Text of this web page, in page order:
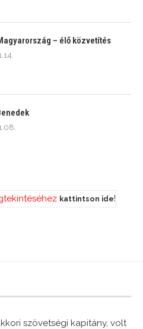
– élő közvetítés
kattintson ide!
szövetségi kapitány, volt